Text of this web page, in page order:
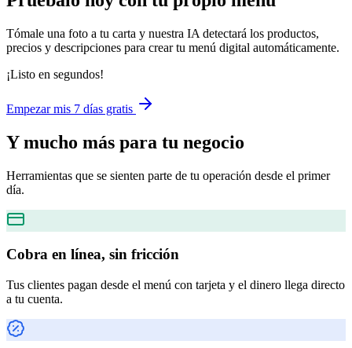
Tómale una foto a tu carta y nuestra IA detectará los productos,
precios y descripciones para crear tu menú digital automáticamente.
¡Listo en segundos!
Empezar mis 7 días gratis
Y mucho más para tu negocio
Herramientas que se sienten parte de tu operación desde el primer
día.
Cobra en línea, sin fricción
Tus clientes pagan desde el menú con tarjeta y el dinero llega directo
a tu cuenta.